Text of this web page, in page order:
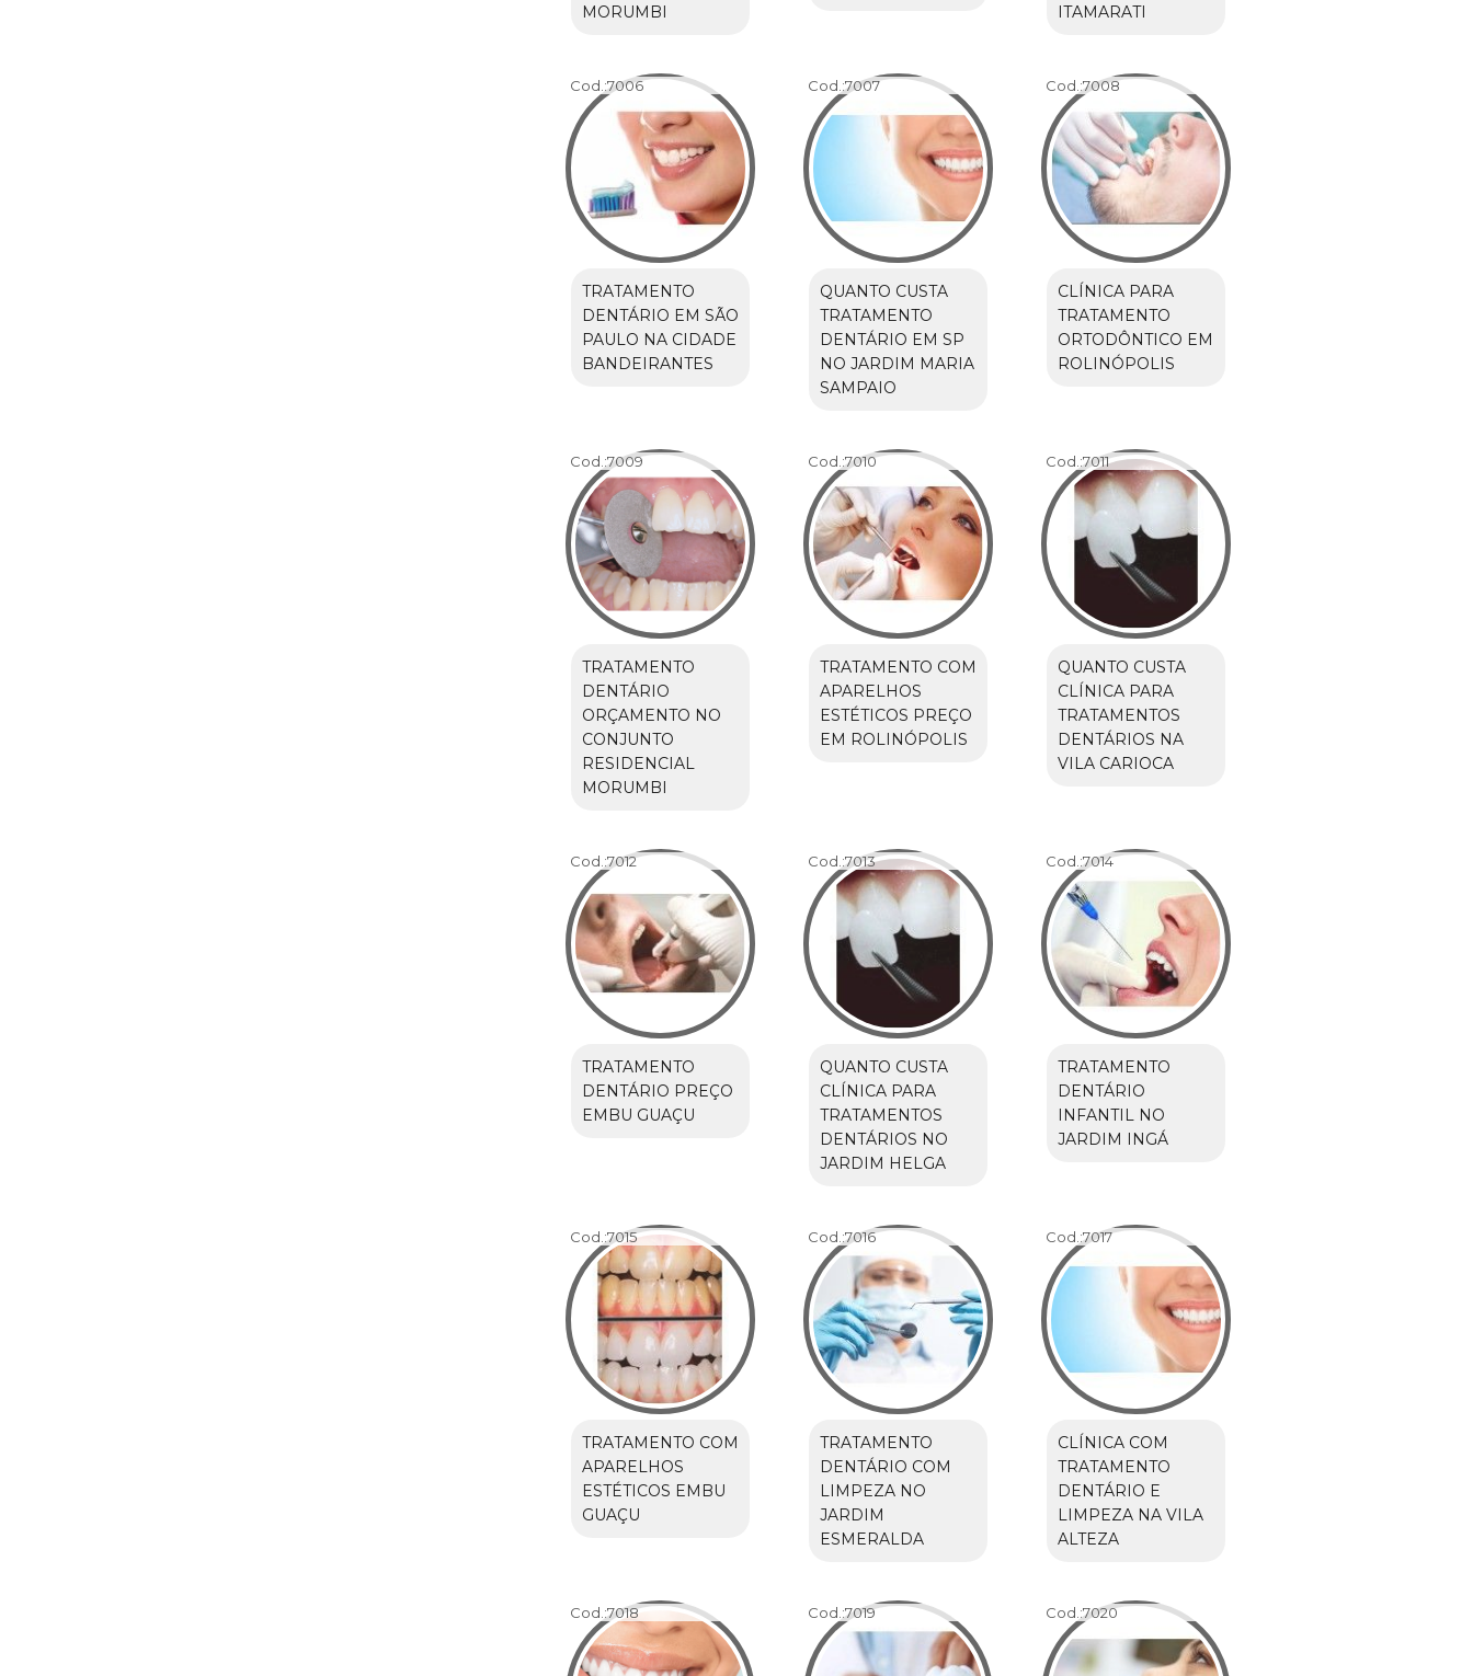
MORUMBI
ITAMARATI
Cod.:7006
TRATAMENTO
DENTÁRIO EM SÃO
PAULO NA CIDADE
BANDEIRANTES
Cod.:7007
QUANTO CUSTA
TRATAMENTO
DENTÁRIO EM SP
NO JARDIM MARIA
SAMPAIO
Cod.:7008
CLÍNICA PARA
TRATAMENTO
ORTODÔNTICO EM
ROLINÓPOLIS
Cod.:7009
TRATAMENTO
DENTÁRIO
ORÇAMENTO NO
CONJUNTO
RESIDENCIAL
MORUMBI
Cod.:7010
TRATAMENTO COM
APARELHOS
ESTÉTICOS PREÇO
EM ROLINÓPOLIS
Cod.:7011
QUANTO CUSTA
CLÍNICA PARA
TRATAMENTOS
DENTÁRIOS NA
VILA CARIOCA
Cod.:7012
TRATAMENTO
DENTÁRIO PREÇO
EMBU GUAÇU
Cod.:7013
QUANTO CUSTA
CLÍNICA PARA
TRATAMENTOS
DENTÁRIOS NO
JARDIM HELGA
Cod.:7014
TRATAMENTO
DENTÁRIO
INFANTIL NO
JARDIM INGÁ
Cod.:7015
TRATAMENTO COM
APARELHOS
ESTÉTICOS EMBU
GUAÇU
Cod.:7016
TRATAMENTO
DENTÁRIO COM
LIMPEZA NO
JARDIM
ESMERALDA
Cod.:7017
CLÍNICA COM
TRATAMENTO
DENTÁRIO E
LIMPEZA NA VILA
ALTEZA
Cod.:7018 Cod.:7019 Cod.:7020